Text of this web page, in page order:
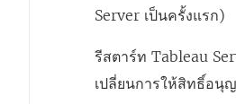
Server เป็นครั้งแรก)
รีสตาร์ท Tableau
เปลี่ยนการให้สิทธิ์อนุ